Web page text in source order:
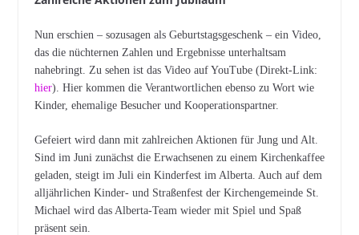
Nun erschien – sozusagen als Geburtstagsgeschenk – ein Video,
das die nüchternen Zahlen und Ergebnisse unterhaltsam
nahebringt. Zu sehen ist das Video auf YouTube (Direkt-Link:
hier). Hier kommen die Verantwortlichen ebenso zu Wort wie
Kinder, ehemalige Besucher und Kooperationspartner.
Gefeiert wird dann mit zahlreichen Aktionen für Jung und Alt.
Sind im Juni zunächst die Erwachsenen zu einem Kirchenkaffee
geladen, steigt im Juli ein Kinderfest im Alberta. Auch auf dem
alljährlichen Kinder- und Straßenfest der Kirchengemeinde St.
Michael wird das Alberta-Team wieder mit Spiel und Spaß
präsent sein.